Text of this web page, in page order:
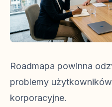
Roadmapa powinna
problemy
korporacyjne.